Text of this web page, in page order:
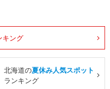
キング
北海道の夏休み人気スポット
ランキング